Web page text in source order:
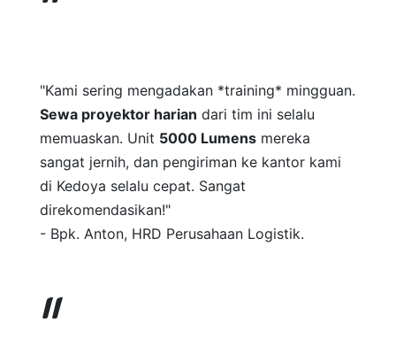
"Kami sering mengadakan *training* mingguan.
Sewa proyektor harian dari tim ini selalu
memuaskan. Unit 5000 Lumens mereka
sangat jernih, dan pengiriman ke kantor kami
di Kedoya selalu cepat. Sangat
direkomendasikan!"
- Bpk. Anton, HRD Perusahaan Logistik.